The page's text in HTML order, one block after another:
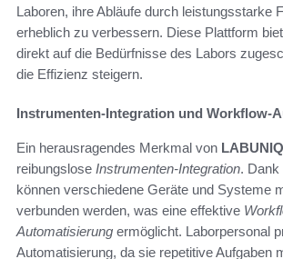
Laboren, ihre Abläufe durch leistungsstarke
erheblich zu verbessern. Diese Plattform
direkt auf die Bedürfnisse des Labors
die Effizienz steigern.
Instrumenten-Integration und Workflow-
Ein herausragendes Merkmal von LABUNIQ
reibungslose Instrumenten-Integration. Dank
können verschiedene Geräte und Systeme
verbunden werden, was eine effektive
Automatisierung ermöglicht. Laborpersonal
Automatisierung, da sie repetitive Aufgaben